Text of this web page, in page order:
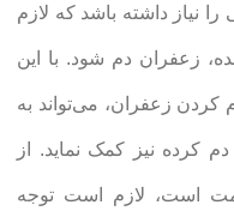
نیاز داشته باشد که لازم
زعفران دم شود. با این
زعفران، می‌تواند به
کرده نیز کمک نماید. از
است، لازم است توجه